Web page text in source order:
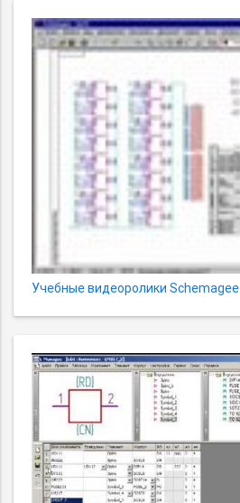
Учебные видеоролики Schemagee